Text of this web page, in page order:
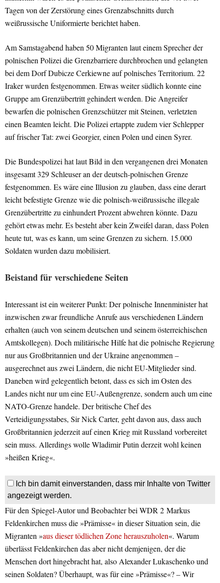
Tagen von der Zerstörung eines Grenzabschnitts durch
weißrussische Uniformierte berichtet haben.
Am Samstagabend haben 50 Migranten laut einem Sprecher der
polnischen Polizei die Grenzbarriere durchbrochen und gelangten
bei dem Dorf Dubicze Cerkiewne auf polnisches Territorium. 22
Iraker wurden festgenommen. Etwas weiter südlich konnte eine
Gruppe am Grenzübertritt gehindert werden. Die Angreifer
bewarfen die polnischen Grenzschützer mit Steinen, verletzten
einen Beamten leicht. Die Polizei ertappte zudem vier Schlepper
auf frischer Tat: zwei Georgier, einen Polen und einen Syrer.
Die Bundespolizei hat lautBildin den vergangenen drei Monaten
insgesamt 329 Schleuser an der deutsch-polnischen Grenze
festgenommen. Es wäre eine Illusion zu glauben, dass eine derart
leicht befestigte Grenze wie die polnisch-weißrussische illegale
Grenzübertritte zu einhundert Prozent abwehren könnte. Dazu
gehört etwas mehr. Es besteht aber kein Zweifel daran, dass Polen
heute tut, was es kann, um seine Grenzen zu sichern. 15.000
Soldaten wurden dazu mobilisiert.
Beistand für verschiedene Seiten
Interessant ist ein weiterer Punkt: Der polnische Innenminister hat
inzwischen zwar freundliche Anrufe aus verschiedenen Ländern
erhalten (auch von seinem deutschen und seinem österreichischen
Amtskollegen). Doch militärische Hilfe hat die polnische Regierung
nur aus Großbritannien und der Ukraine angenommen –
ausgerechnet aus zwei Ländern, die nicht EU-Mitglieder sind.
Daneben wird gelegentlich betont, dass es sich im Osten des
Landes nicht nur um eine EU-Außengrenze, sondern auch um eine
NATO-Grenze handele. Der britische Chef des
Verteidigungsstabes, Sir Nick Carter, geht davon aus, dass auch
Großbritannien jederzeit auf einen Krieg mit Russland vorbereitet
sein muss. Allerdings wolle Wladimir Putin derzeit wohl keinen
»heißen Krieg«.
Ich bin damit einverstanden, dass mir Inhalte von Twitter
angezeigt werden.
Für den Spiegel-Autor und Beobachter beiWDR 2 Markus
Feldenkirchen muss die »Prämisse« in dieser Situation sein, die
Migranten »aus dieser tödlichen Zone herauszuholen«. Warum
überlässt Feldenkirchen das aber nicht demjenigen, der die
Menschen dort hingebracht hat, also Alexander Lukaschenko und
seinen Soldaten? Überhaupt, was für eine »Prämisse«? – Wir